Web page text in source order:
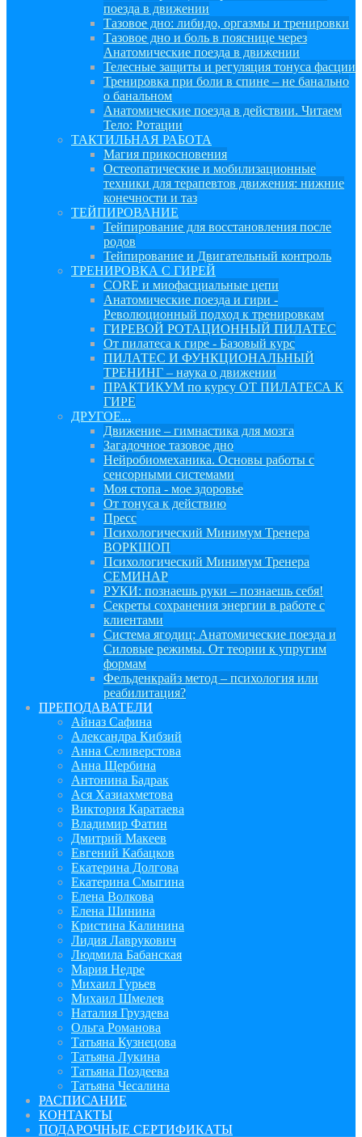
поезда в движении
Тазовое дно: либидо, оргазмы и тренировки
Тазовое дно и боль в пояснице через
Анатомические поезда в движении
Телесные защиты и регуляция тонуса фасции
Тренировка при боли в спине – не банально
о банальном
Анатомические поезда в действии. Читаем
Тело: Ротации
ТАКТИЛЬНАЯ РАБОТА
Магия прикосновения
Остеопатические и мобилизационные
техники для терапевтов движения: нижние
конечности и таз
ТЕЙПИРОВАНИЕ
Тейпирование для восстановления после
родов
Тейпирование и Двигательный контроль
ТРЕНИРОВКА С ГИРЕЙ
CORE и миофасциальные цепи
Анатомические поезда и гири -
Революционный подход к тренировкам
ГИРЕВОЙ РОТАЦИОННЫЙ ПИЛАТЕС
От пилатеса к гире - Базовый курс
ПИЛАТЕС И ФУНКЦИОНАЛЬНЫЙ
ТРЕНИНГ – наука о движении
ПРАКТИКУМ по курсу ОТ ПИЛАТЕСА К
ГИРЕ
ДРУГОЕ...
Движение – гимнастика для мозга
Загадочное тазовое дно
Нейробиомеханика. Основы работы с
сенсорными системами
Моя стопа - мое здоровье
От тонуса к действию
Пресс
Психологический Минимум Тренера
ВОРКШОП
Психологический Минимум Тренера
СЕМИНАР
РУКИ: познаешь руки – познаешь себя!
Секреты сохранения энергии в работе с
клиентами
Система ягодиц: Анатомические поезда и
Силовые режимы. От теории к упругим
формам
Фельденкрайз метод – психология или
реабилитация?
ПРЕПОДАВАТЕЛИ
Айназ Сафина
Александра Кибзий
Анна Селиверстова
Анна Щербина
Антонина Бадрак
Ася Хазиахметова
Виктория Каратаева
Владимир Фатин
Дмитрий Макеев
Евгений Кабацков
Екатерина Долгова
Екатерина Смыгина
Елена Волкова
Елена Шинина
Кристина Калинина
Лидия Лаврукович
Людмила Бабанская
Мария Недре
Михаил Гурьев
Михаил Шмелев
Наталия Груздева
Ольга Романова
Татьяна Кузнецова
Татьяна Лукина
Татьяна Поздеева
Татьяна Чесалина
РАСПИСАНИЕ
КОНТАКТЫ
ПОДАРОЧНЫЕ СЕРТИФИКАТЫ